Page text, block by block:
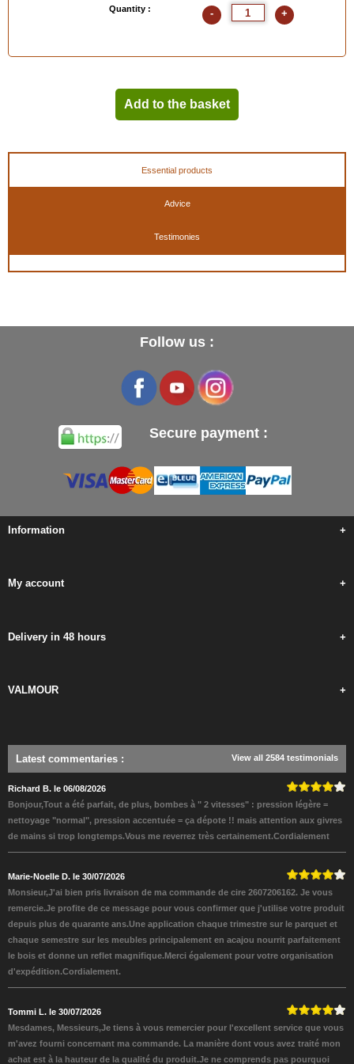
Quantity : - +
Add to the basket
Essential products
Advice
Testimonies
Follow us :
Secure payment :
Information +
My account +
Delivery in 48 hours +
VALMOUR +
Latest commentaries : View all 2584 testimonials
Richard B. le 06/08/2026
Bonjour,Tout a été parfait, de plus, bombes à " 2 vitesses" : pression légère =
nettoyage "normal", pression accentuée = ça dépote !! mais attention aux givres
de mains si trop longtemps.Vous me reverrez très certainement.Cordialement
Marie-Noelle D. le 30/07/2026
Monsieur,J'ai bien pris livraison de ma commande de cire 2607206162. Je vous
remercie.Je profite de ce message pour vous confirmer que j'utilise votre produit
depuis plus de quarante ans.Une application chaque trimestre sur le parquet et
chaque semestre sur les meubles principalement en acajou nourrit parfaitement
le bois et donne un reflet magnifique.Merci également pour votre organisation
d'expédition.Cordialement.
Tommi L. le 30/07/2026
Mesdames, Messieurs,Je tiens à vous remercier pour l'excellent service que vous
m'avez fourni concernant ma commande. La manière dont vous avez traité mon
achat est à la hauteur de la qualité du produit.Je ne comprends pas pourquoi